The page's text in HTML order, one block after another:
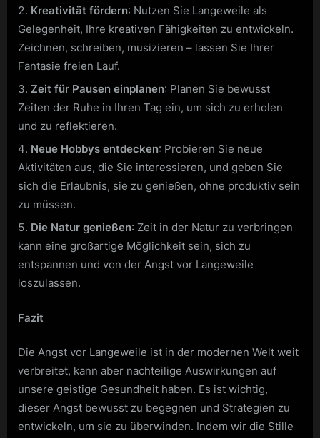
Kreativität fördern: Nutzen Sie Langeweile als
Gelegenheit, Ihre kreativen Fähigkeiten zu entwickeln.
Zeichnen, schreiben, musizieren – lassen Sie Ihrer
Fantasie freien Lauf.
Zeit für Pausen einplanen: Planen Sie bewusst
Zeiten der Ruhe in Ihren Tag ein, um sich zu erholen
und zu reflektieren.
Neue Hobbys entdecken: Probieren Sie neue
Aktivitäten aus, die Sie interessieren, und geben Sie
sich die Erlaubnis, sie zu genießen, ohne produktiv sein
zu müssen.
Die Natur genießen: Zeit in der Natur zu verbringen
kann eine großartige Möglichkeit sein, sich zu
entspannen und von der Angst vor Langeweile
loszulassen.
Fazit
Die Angst vor Langeweile ist in der modernen Welt weit
verbreitet, kann aber nachteilige Auswirkungen auf
unsere geistige Gesundheit haben. Es ist wichtig,
dieser Angst bewusst zu begegnen und Strategien zu
entwickeln, um sie zu überwinden. Indem wir die Stille